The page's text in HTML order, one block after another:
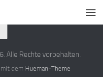
Alle Rechte vorbehalten.
dem Hueman-Theme